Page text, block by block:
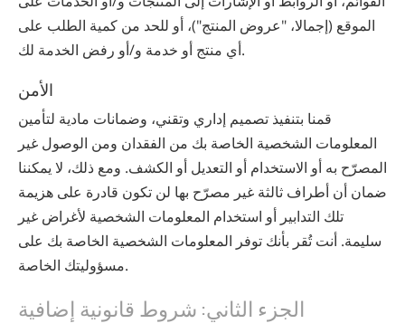
الموقع (إجمالا، "عروض المنتج")، أو للحد من كمية الطلب على
أي منتج أو خدمة و/أو رفض الخدمة لك.
الأمن
قمنا بتنفيذ تصميم إداري وتقني، وضمانات مادية لتأمين
المعلومات الشخصية الخاصة بك من الفقدان ومن الوصول غير
المصرّح به أو الاستخدام أو التعديل أو الكشف. ومع ذلك، لا يمكننا
ضمان أن أطراف ثالثة غير مصرّح بها لن تكون قادرة على هزيمة
تلك التدابير أو استخدام المعلومات الشخصية لأغراض غير
سليمة. أنت تُقر بأنك توفر المعلومات الشخصية الخاصة بك على
مسؤوليتك الخاصة.
الجزء الثاني: شروط قانونية إضافية